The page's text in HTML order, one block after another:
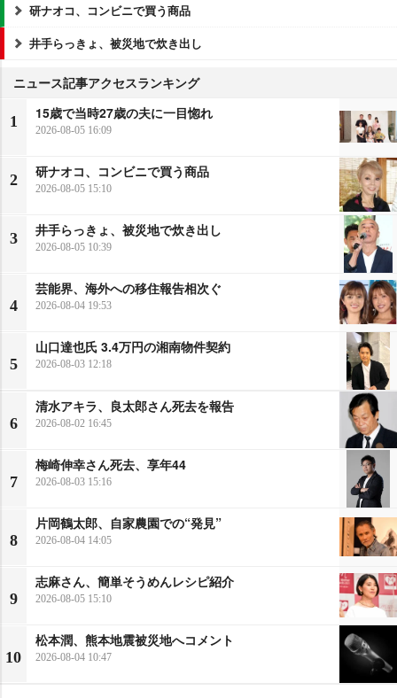
研ナオコ、コンビニで買う商品
井手らっきょ、被災地で炊き出し
ニュース記事アクセスランキング
1
15歳で当時27歳の夫に一目惚れ
2026-08-05 16:09
2
研ナオコ、コンビニで買う商品
2026-08-05 15:10
3
井手らっきょ、被災地で炊き出し
2026-08-05 10:39
4
芸能界、海外への移住報告相次ぐ
2026-08-04 19:53
5
山口達也氏 3.4万円の湘南物件契約
2026-08-03 12:18
6
清水アキラ、良太郎さん死去を報告
2026-08-02 16:45
7
梅崎伸幸さん死去、享年44
2026-08-03 15:16
8
片岡鶴太郎、自家農園での“発見”
2026-08-04 14:05
9
志麻さん、簡単そうめんレシピ紹介
2026-08-05 15:10
10
松本潤、熊本地震被災地へコメント
2026-08-04 10:47